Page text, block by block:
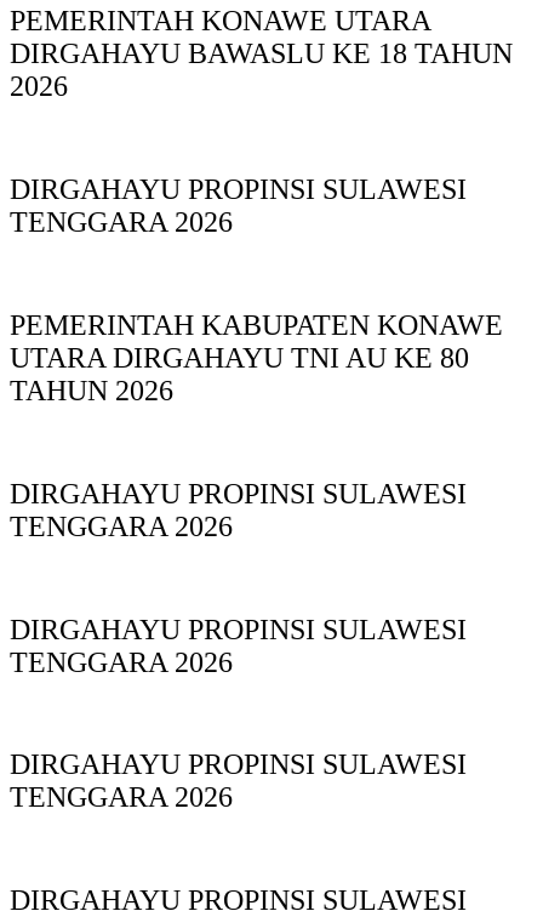
PEMERINTAH KONAWE UTARA
DIRGAHAYU BAWASLU KE 18 TAHUN
2026
DIRGAHAYU PROPINSI SULAWESI
TENGGARA 2026
PEMERINTAH KABUPATEN KONAWE
UTARA DIRGAHAYU TNI AU KE 80
TAHUN 2026
DIRGAHAYU PROPINSI SULAWESI
TENGGARA 2026
DIRGAHAYU PROPINSI SULAWESI
TENGGARA 2026
DIRGAHAYU PROPINSI SULAWESI
TENGGARA 2026
DIRGAHAYU PROPINSI SULAWESI